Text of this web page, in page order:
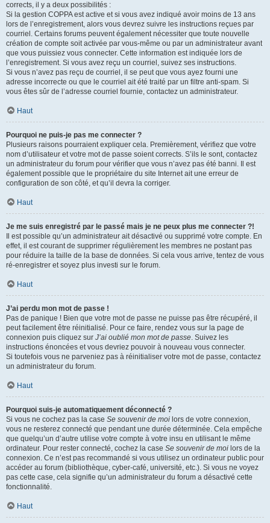
corrects, il y a deux possibilités :
Si la gestion COPPA est active et si vous avez indiqué avoir moins de 13 ans
lors de l’enregistrement, alors vous devrez suivre les instructions reçues par
courriel. Certains forums peuvent également nécessiter que toute nouvelle
création de compte soit activée par vous-même ou par un administrateur avant
que vous puissiez vous connecter. Cette information est indiquée lors de
l’enregistrement. Si vous avez reçu un courriel, suivez ses instructions.
Si vous n’avez pas reçu de courriel, il se peut que vous ayez fourni une
adresse incorrecte ou que le courriel ait été traité par un filtre anti-spam. Si
vous êtes sûr de l’adresse courriel fournie, contactez un administrateur.
Haut
Pourquoi ne puis-je pas me connecter ?
Plusieurs raisons pourraient expliquer cela. Premièrement, vérifiez que votre
nom d’utilisateur et votre mot de passe soient corrects. S’ils le sont, contactez
un administrateur du forum pour vérifier que vous n’avez pas été banni. Il est
également possible que le propriétaire du site Internet ait une erreur de
configuration de son côté, et qu’il devra la corriger.
Haut
Je me suis enregistré par le passé mais je ne peux plus me connecter ?!
Il est possible qu’un administrateur ait désactivé ou supprimé votre compte. En
effet, il est courant de supprimer régulièrement les membres ne postant pas
pour réduire la taille de la base de données. Si cela vous arrive, tentez de vous
ré-enregistrer et soyez plus investi sur le forum.
Haut
J’ai perdu mon mot de passe !
Pas de panique ! Bien que votre mot de passe ne puisse pas être récupéré, il
peut facilement être réinitialisé. Pour ce faire, rendez vous sur la page de
connexion puis cliquez sur J’ai oublié mon mot de passe. Suivez les
instructions énoncées et vous devriez pouvoir à nouveau vous connecter.
Si toutefois vous ne parveniez pas à réinitialiser votre mot de passe, contactez
un administrateur du forum.
Haut
Pourquoi suis-je automatiquement déconnecté ?
Si vous ne cochez pas la case Se souvenir de moi lors de votre connexion,
vous ne resterez connecté que pendant une durée déterminée. Cela empêche
que quelqu’un d’autre utilise votre compte à votre insu en utilisant le même
ordinateur. Pour rester connecté, cochez la case Se souvenir de moi lors de la
connexion. Ce n’est pas recommandé si vous utilisez un ordinateur public pour
accéder au forum (bibliothèque, cyber-café, université, etc.). Si vous ne voyez
pas cette case, cela signifie qu’un administrateur du forum a désactivé cette
fonctionnalité.
Haut